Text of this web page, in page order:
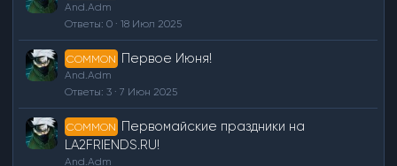
And.Adm
Ответы 0 18 Июл 2025
COMMON Первое Июня!
And.Adm
Ответы 3 7 Июн 2025
COMMON Первомайские праздники на
LA2FRIENDS.RU!
And.Adm